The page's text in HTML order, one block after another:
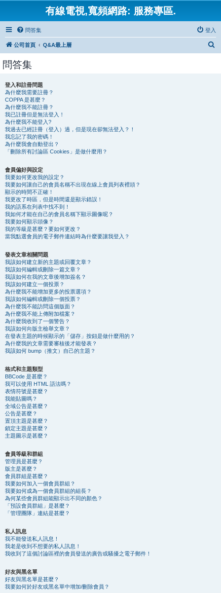
有線電視,寬頻網路: 服務專區.
問答集 登入
公司首頁 Q&A最上層
問答集
登入和註冊問題
為什麼我需要註冊？
COPPA 是甚麼？
為什麼我不能註冊？
我已註冊但是無法登入！
為什麼我不能登入?
我過去已經註冊（登入）過，但是現在卻無法登入？！
我忘記了我的密碼！
為什麼我會自動登出？
「刪除所有討論區 Cookies」是做什麼用？
會員偏好與設定
我要如何更改我的設定？
我要如何讓自己的會員名稱不出現在線上會員列表裡頭？
顯示的時間不正確！
我更改了時區，但是時間還是顯示錯誤！
我的語系在列表中找不到！
我如何才能在自己的會員名稱下顯示圖像呢？
我要如何顯示頭像？
我的等級是甚麼？要如何更改？
當我點選會員的電子郵件連結時為什麼要讓我登入？
發表文章相關問題
我該如何建立新的主題或回覆文章？
我該如何編輯或刪除一篇文章？
我該如何在我的文章後增加簽名？
我該如何建立一個投票？
為什麼我不能增加更多的投票選項？
我該如何編輯或刪除一個投票？
為什麼我不能訪問這個版面？
為什麼我不能上傳附加檔案？
為什麼我收到了一個警告？
我該如何向版主檢舉文章？
在發表主題的時候顯示的「儲存」按鈕是做什麼用的？
為什麼我的文章需要審核後才能發表？
我該如何 bump（推文）自己的主題？
格式和主題類型
BBCode 是甚麼？
我可以使用 HTML 語法嗎？
表情符號是甚麼？
我能貼圖嗎？
全域公告是甚麼？
公告是甚麼？
置頂主題是甚麼？
鎖定主題是甚麼？
主題圖示是甚麼？
會員等級和群組
管理員是甚麼？
版主是甚麼？
會員群組是甚麼？
我要如何加入一個會員群組？
我要如何成為一個會員群組的組長？
為何某些會員群組能顯示出不同的顏色？
「預設會員群組」是甚麼？
「管理團隊」連結是甚麼？
私人訊息
我不能發送私人訊息！
我老是收到不想要的私人訊息！
我收到了這個討論區裡的會員發送的廣告或騷擾之電子郵件！
好友與黑名單
好友與黑名單是甚麼？
我要如何於好友或黑名單中增加/刪除會員？